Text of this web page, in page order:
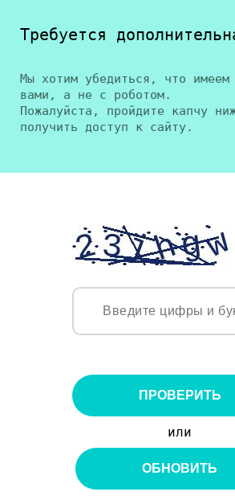
Требуется
Мы хотим убедиться, что имеем
вами, а не с роботом.
Пожалуйста, пройдите капчу
получить доступ к сайту.
ПРОВЕРИТЬ
или
ОБНОВИТЬ